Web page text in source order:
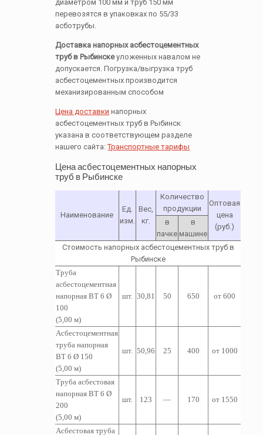
диаметром 100 мм и труб 150 мм
перевозятся в упаковках по 55/33
асботрубы.
Доставка напорных асбестоцементных
труб в Рыбинскеуложенных навалом не
допускается. Погрузка/выгрузка труб
асбестоцементных производится
механизированным способом
Цена доставки напорных
асбестоцементных труб в Рыбинск
указана в соответствующем разделе
нашего сайта:Транспортные тарифы
Цена асбестоцементных напорных
труб в Рыбинске
Наименование
Ед.
изм.
Вес,
кг.
Количество
продукции
Оптовая
цена
(руб.)
в
пачке
в
машине
Стоимость напорных асбестоцементных труб в
Рыбинске
Труба
асбестоцементная
напорная ВТ 6 Ø
100
(5,00 м)
шт. 30,81 50 650 от 600
Асбестоцементная
труба напорная
ВТ 6 Ø 150
(5,00 м)
шт. 50,96 25 400 от 1000
Труба асбестовая
напорная ВТ 6 Ø
200
(5,00 м)
шт. 123 — 170 от 1550
Асбестовая труба